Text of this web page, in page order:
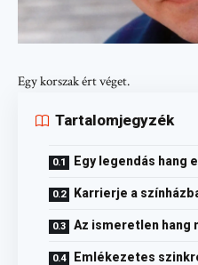
Egy korszak ért véget.
Tartalomjegyzék
Egy legendás hang
Karrierje a
Az ismeretlen hang
Emlékezetes